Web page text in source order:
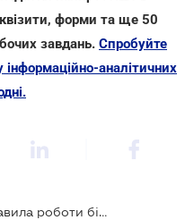
форми та ще 50
завдань. Спробуйте
аналітичних
ПриватБанк роз'яснив нові правила роботи бізнес-карток